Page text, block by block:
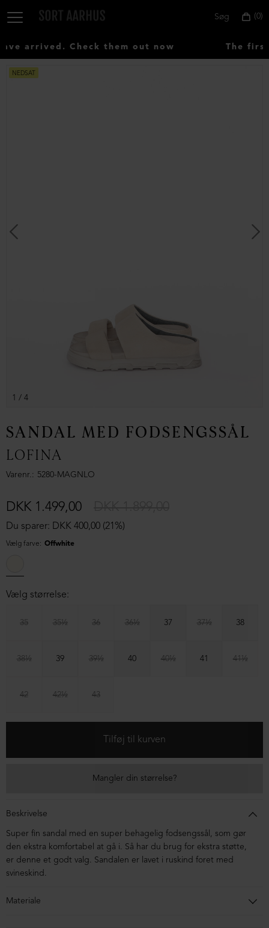
0
Søg
arrived. Check them out now The first
NEDSAT
1 / 4
SANDAL MED FODSENGSSÅL
LOFINA
Varenr. 5280-MAGNLO
Du sparer: DKK 400,00 (21%)
DKK 1.499,00
Vælg farve: Offwhite
Vælg størrelse:
35 35½ 36 36½ 37 37½ 38
38½ 39 39½ 40 40½ 41 41½
42 42½ 43
Mangler din størrelse?
Beskrivelse
Super fin sandal med en super behagelig fodsengssål, som gør
den ekstra komfortabel at gå i. Så har du brug for ekstra støtte,
er denne et godt valg. Sandalen er lavet i ruskind foret med
svineskind.
Materiale